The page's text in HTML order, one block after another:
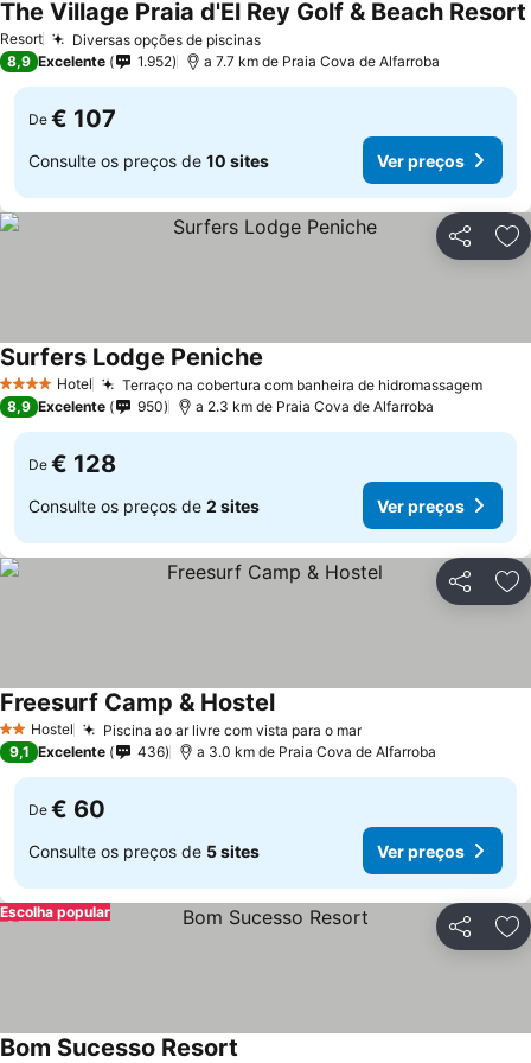
Resort Diversas opções de piscinasVer preços
The Village Praia d'El Rey Golf & Beach Resort
8,9 Excelente 1.952 a 7.7 km de Praia Cova de Alfarroba
De € 107
Consulte os preços de 10 sites Ver preços
Partilhar
4 EstrelasHotel Terraço na cobertura com banheira de hidromassagemVer
Surfers Lodge Peniche
8,9 Excelente 950 a 2.3 km de Praia Cova de Alfarroba
De € 128
Consulte os preços de 2 sites Ver preços
Partilhar
2 Estrelas
Hostel Piscina ao ar livre com vista para o marVer preços
Freesurf Camp & HostelVer preços
9,1 Excelente 436 a 3.0 km de Praia Cova de Alfarroba
De € 60
Consulte os preços de 5 sites Ver preços
Partilhar
Escolha popular
Bom Sucesso Resort